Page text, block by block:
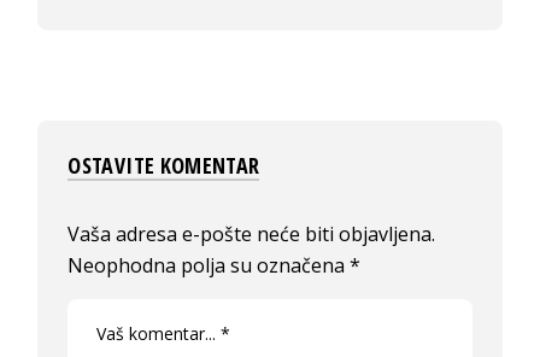
OSTAVITE KOMENTAR
Vaša adresa e-pošte neće biti objavljena.
Neophodna polja su označena*